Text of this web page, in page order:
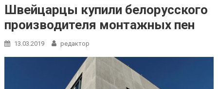
Швейцарцы купили белорусского
производителя монтажных пен
13.03.2019 редактор